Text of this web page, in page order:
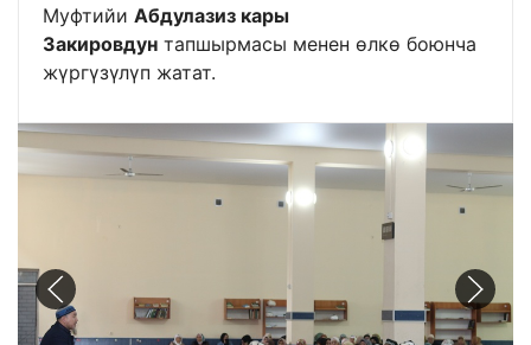
Муфтийи Абдулазиз кары
Закировдун тапшырмасы менен өлкө боюнча
жүргүзүлүп жатат.